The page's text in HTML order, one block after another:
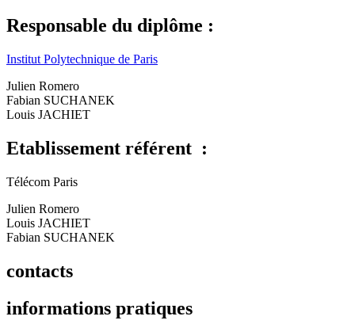
Responsable du diplôme :
Institut Polytechnique de Paris
Julien Romero
Fabian SUCHANEK
Louis JACHIET
Etablissement référent :
Télécom Paris
Julien Romero
Louis JACHIET
Fabian SUCHANEK
contacts
informations pratiques